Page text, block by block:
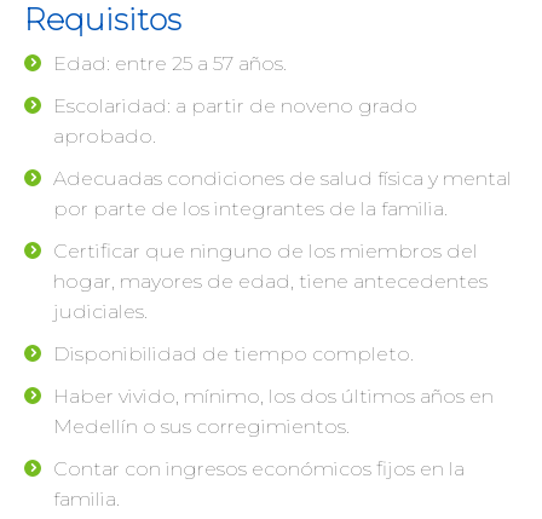
Requisitos
Edad: entre 25 a 57 años.
Escolaridad: a partir de noveno grado
aprobado.
Adecuadas condiciones de salud física y mental
por parte de los integrantes de la familia.
Certificar que ninguno de los miembros del
hogar, mayores de edad, tiene antecedentes
judiciales.
Disponibilidad de tiempo completo.
Haber vivido, mínimo, los dos últimos años en
Medellín o sus corregimientos.
Contar con ingresos económicos fijos en la
familia.